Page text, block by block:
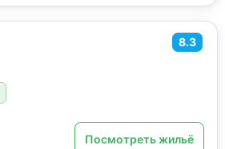
8.3
Посмотреть жильё